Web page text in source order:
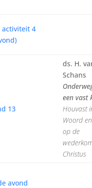
4
13
ds. H.
Schans
een vast
Houvast
Woord
op de
Christus
avond